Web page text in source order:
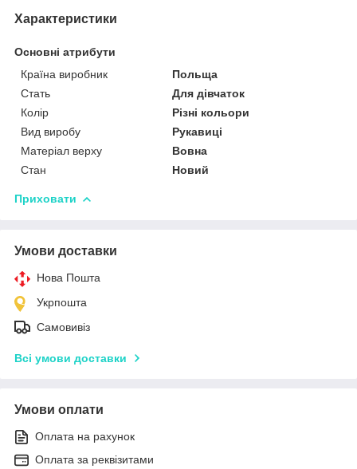
Характеристики
Основні атрибути
Країна виробник
Польща
Стать
Для дівчаток
Колір
Різні кольори
Вид виробу
Рукавиці
Матеріал верху
Вовна
Стан
Новий
Приховати
Умови доставки
Нова Пошта
Укрпошта
Самовивіз
Всі умови доставки
Умови оплати
Оплата на рахунок
Оплата за реквізитами